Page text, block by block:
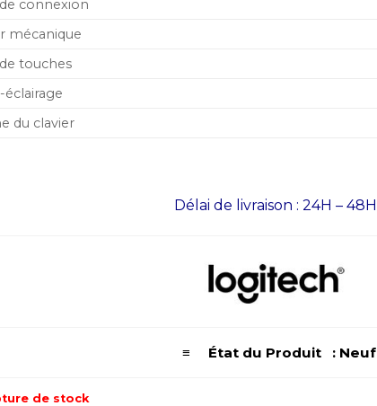
connexion
mécanique
touches
éclairage
du clavier
Délai de livraison : 24H – 48H
≡ État du Produit : Neuf
de stock